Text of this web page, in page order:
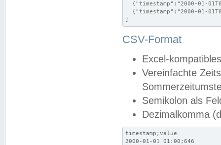
{"timestamp":"2000-01-
{"timestamp":"2000-01-
]
CSV-Format
Excel-
Vereinfachte
Semikolon als
Dezimalkomma
timestamp;value
2000-01-01 01:00;646